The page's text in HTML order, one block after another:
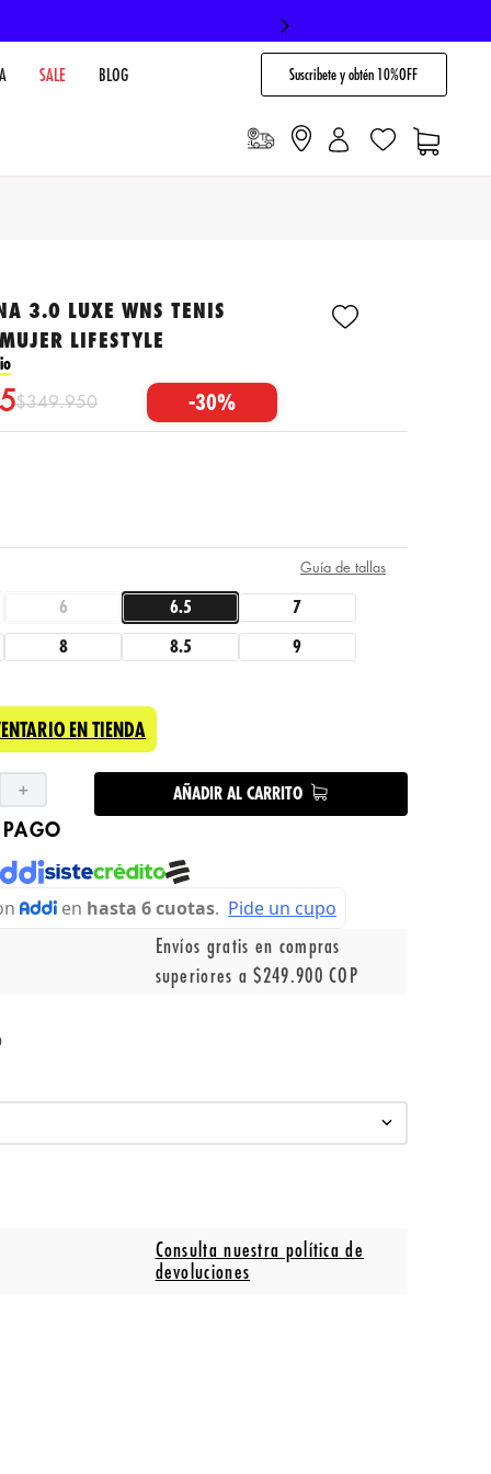
SALE BLOG Suscribete y obtén 10%OFF
3.0 LUXE WNS TENIS
LIFESTYLE
$349.950 -30%
6 6.5 7
8 8.5 9
Guía de tallas
EN TIENDA
＋ AÑADIR AL CARRITO
Envíos gratis en compras
superiores a $249.900 COP
Consulta nuestra política de
devoluciones